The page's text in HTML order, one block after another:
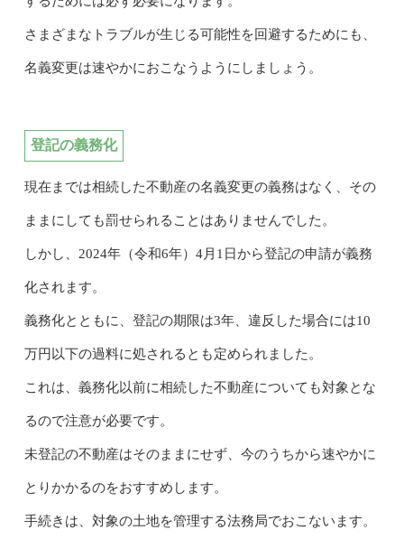
さまざまなトラブルが生じる可能性を回避するためにも、
名義変更は速やかにおこなうようにしましょう。
登記の義務化
現在までは相続した不動産の名義変更の義務はなく、その
ままにしても罰せられることはありませんでした。
しかし、2024年（令和6年）4月1日から登記の申請が義務
化されます。
義務化とともに、登記の期限は3年、違反した場合には10
万円以下の過料に処されるとも定められました。
これは、義務化以前に相続した不動産についても対象とな
るので注意が必要です。
未登記の不動産はそのままにせず、今のうちから速やかに
とりかかるのをおすすめします。
手続きは、対象の土地を管理する法務局でおこないます。